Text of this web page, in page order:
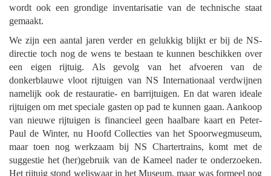
wordt ook een grondige inventarisatie van de technische staat
gemaakt.
We zijn een aantal jaren verder en gelukkig blijkt er bij de NS-
directie toch nog de wens te bestaan te kunnen beschikken over
een eigen rijtuig. Als gevolg van het afvoeren van de
donkerblauwe vloot rijtuigen van NS Internationaal verdwijnen
namelijk ook de restauratie- en barrijtuigen. En dat waren ideale
rijtuigen om met speciale gasten op pad te kunnen gaan. Aankoop
van nieuwe rijtuigen is financieel geen haalbare kaart en Peter-
Paul de Winter, nu Hoofd Collecties van het Spoorwegmuseum,
maar toen nog werkzaam bij NS Chartertrains, komt met de
suggestie het (her)gebruik van de Kameel nader te onderzoeken.
Het rijtuig stond weliswaar in het Museum, maar was formeel nog